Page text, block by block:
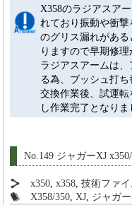
X358のラジアスア
れており振動や衝
のグリス漏れがあ
りますので早期修理
ラジアスアームは
る為、ブッシュ打ち
交換作業後、試運
し作業完了となりま
No.149 ジャガーXJ
x350 ,x358 ,技術ファ
X358/350 XJ ジャガー